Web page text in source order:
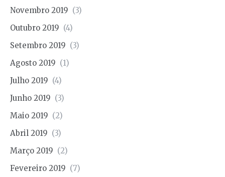
Novembro 2019 (3)
Outubro 2019 (4)
Setembro 2019 (3)
Agosto 2019 (1)
Julho 2019 (4)
Junho 2019 (3)
Maio 2019 (2)
Abril 2019 (3)
Março 2019 (2)
Fevereiro 2019 (7)